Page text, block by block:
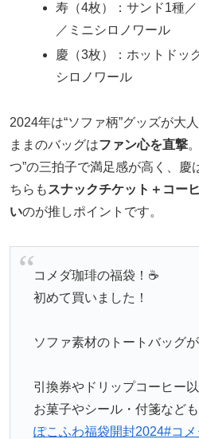
寿（4枚）：サンド1種
／ミニシロノワール
慶（3枚）：ホットドッ
シロノワール
2024年は“ソファ柄”グッズが大
ままのバッグはファン心を直撃
つ”の三拍子で満足感が高く、慶
ちらも スナックチケット＋コー
いのが推しポイントです。
コメダ珈琲の福袋！☕️
初めて買いました！
ソファ素材のトートバッグ
引換券やドリップコーヒー以
お菓子やシール・付箋など
ぽこふわ福袋開封2024#コ